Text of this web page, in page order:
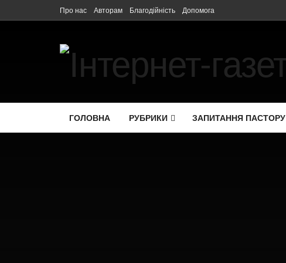
Про нас Авторам Благодійність Допомога
ГОЛОВНА РУБРИКИ ЗАПИТАННЯ ПАСТОРУ